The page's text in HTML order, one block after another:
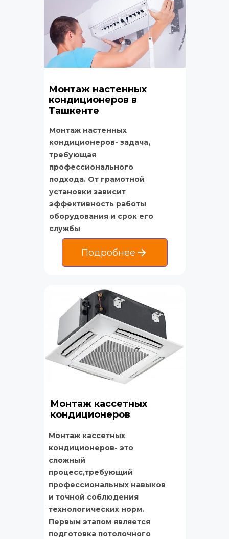
Монтаж настенных
кондиционеров в
Ташкенте
Монтаж настенных
кондиционеров- задача,
требующая
профессионального
подхода. От грамотной
установки зависит
эффективность работы
оборудования и срок его
службы
Монтаж кассетных
кондиционеров
Монтаж кассетных
кондиционеров- это
сложный
процесс,требующий
профессиональных навыков
и точной соблюдения
технологических норм.
Первым этапом является
подготовка потолочного
Подробнее